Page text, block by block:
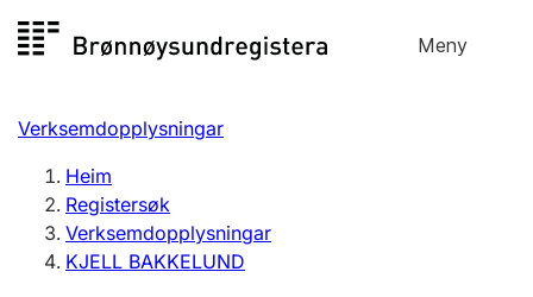
til
Meny
Registersøk
Aksjeselskap
Enkeltpersonføretak
Registrere, endre, slette
Verksemdopplysningar
Heim
Registersøk
Verksemdopplysningar
KJELL BAKKELUND